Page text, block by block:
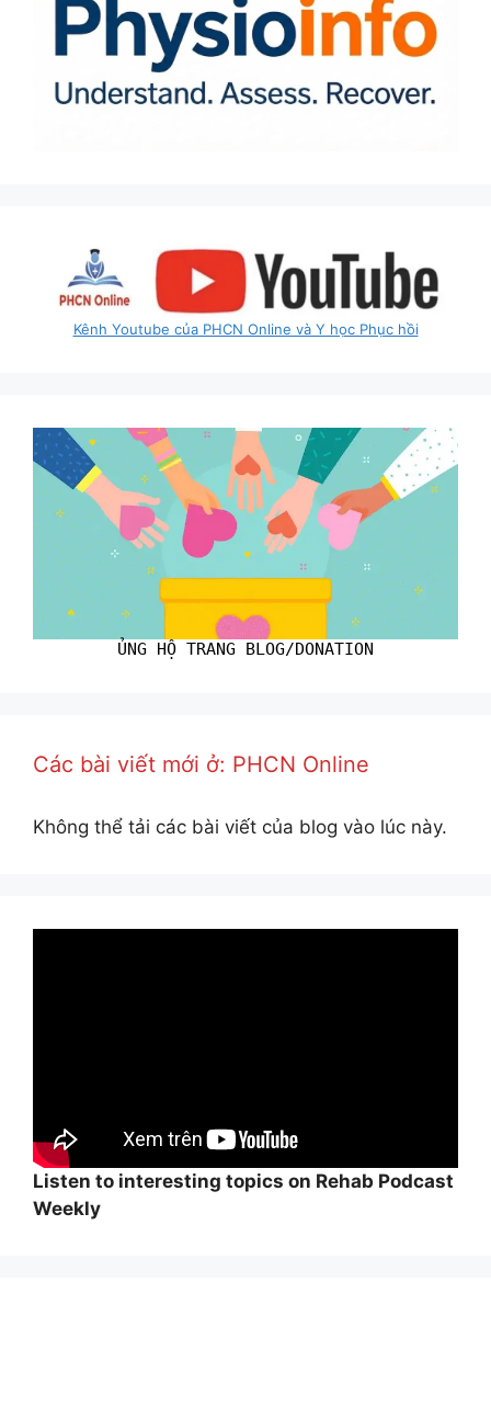
Kênh Youtube của PHCN Online và Y học Phục hồi
ỦNG HỘ TRANG BLOG/DONATION
Các bài viết mới ở: PHCN Online
Không thể tải các bài viết của blog vào lúc này.
Listen to interesting topics on Rehab Podcast
Weekly